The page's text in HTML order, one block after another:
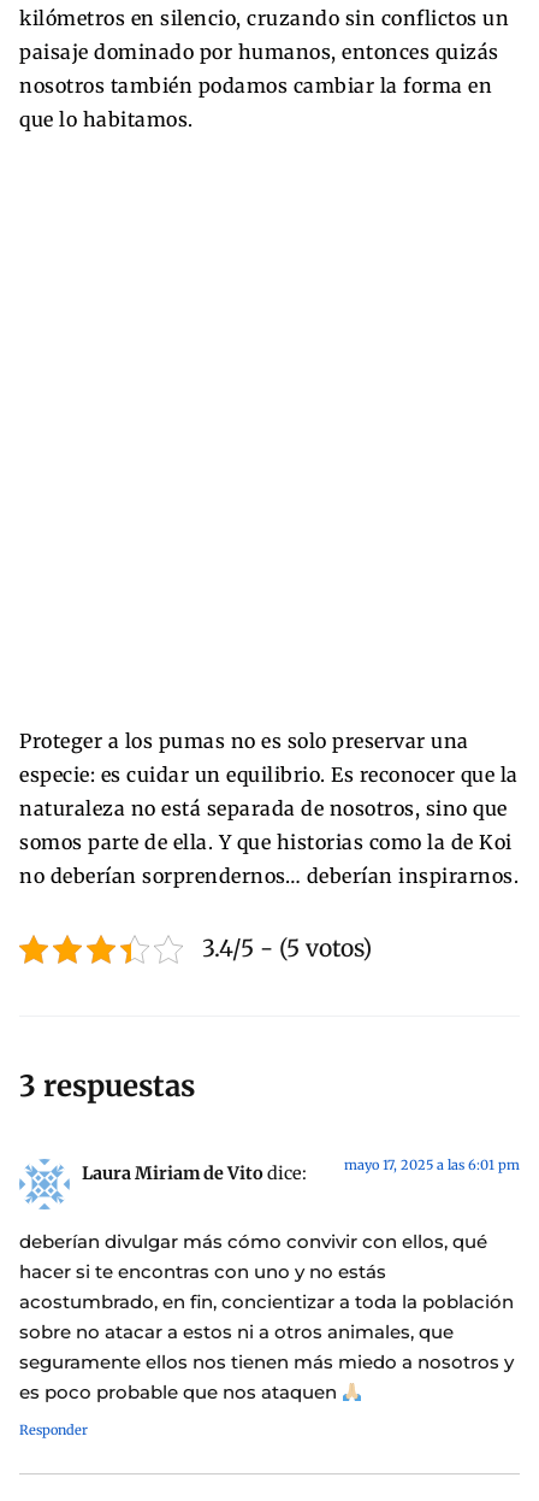
kilómetros en silencio, cruzando sin conflictos un
paisaje dominado por humanos, entonces quizás
nosotros también podamos cambiar la forma en
que lo habitamos.
Proteger a los pumas no es solo preservar una
especie: es cuidar un equilibrio. Es reconocer que la
naturaleza no está separada de nosotros, sino que
somos parte de ella. Y que historias como la de Koi
no deberían sorprendernos… deberían inspirarnos.
3.4/5 - (5 votos)
3 respuestas
Laura Miriam de Vitodice: mayo 17, 2025 a las 6:01 pm
deberían divulgar más cómo convivir con ellos, qué
hacer si te encontras con uno y no estás
acostumbrado, en fin, concientizar a toda la población
sobre no atacar a estos ni a otros animales, que
seguramente ellos nos tienen más miedo a nosotros y
es poco probable que nos ataquen
Responder